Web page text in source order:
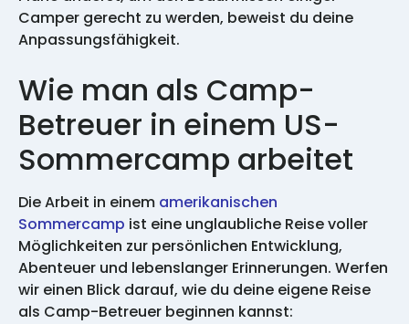
Camper gerecht zu werden, beweist du deine
Anpassungsfähigkeit.
Wie man als Camp-
Betreuer in einem US-
Sommercamp arbeitet
Die Arbeit in einem amerikanischen
Sommercamp ist eine unglaubliche Reise voller
Möglichkeiten zur persönlichen Entwicklung,
Abenteuer und lebenslanger Erinnerungen. Werfen
wir einen Blick darauf, wie du deine eigene Reise
als Camp-Betreuer beginnen kannst: